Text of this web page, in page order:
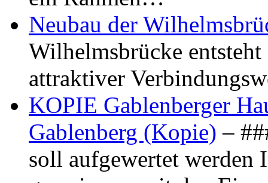
Neubau der
Wilhelmsbrücke
attraktiver
KOPIE Gablenberger
Gablenberg (Kopie) –
soll aufgewertet werden